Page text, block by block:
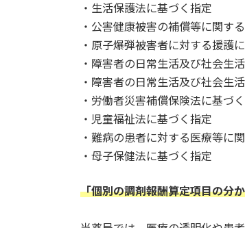
・生活保護法に基づく指定
・公害健康被害の補償等に関す
・原子爆弾被害者に対する援護
・障害者の日常生活及び社会生
・障害者の日常生活及び社会生
・労働者災害補償保険法に基づ
・児童福祉法に基づく指定
・難病の患者に対する医療等に
・母子保健法に基づく指定
「個別の調剤報酬算定項目の分